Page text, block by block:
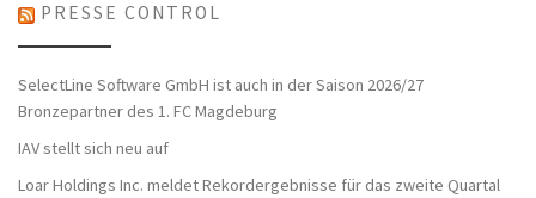
PRESSE CONTROL
SelectLine Software GmbH ist auch in der Saison 2026/27
Bronzepartner des 1. FC Magdeburg
IAV stellt sich neu auf
Loar Holdings Inc. meldet Rekordergebnisse für das zweite Quartal